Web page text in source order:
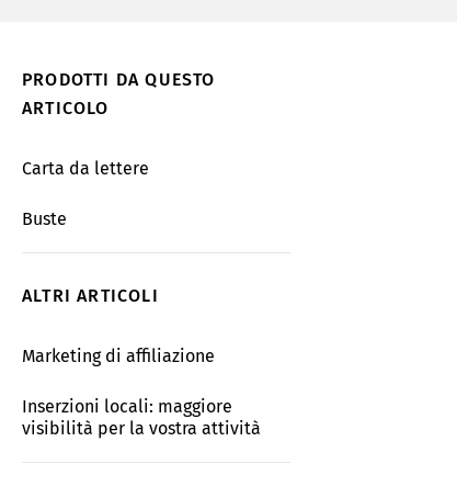
PRODOTTI DA QUESTO
ARTICOLO
Carta da lettere
Buste
ALTRI ARTICOLI
Marketing di affiliazione
Inserzioni locali: maggiore
visibilità per la vostra attività